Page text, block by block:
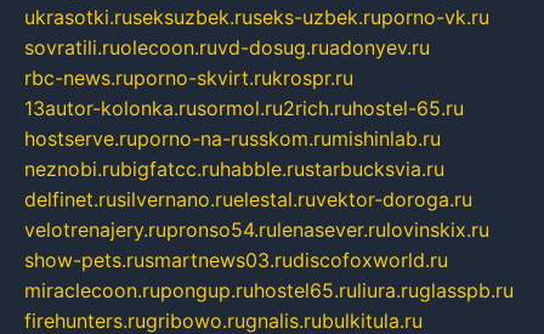
ukrasotki.ruseksuzbek.ruseks-uzbek.ruporno-vk.ru
sovratili.ruolecoon.ruvd-dosug.ruadonyev.ru
rbc-news.ruporno-skvirt.rukrospr.ru
13autor-kolonka.rusormol.ru2rich.ruhostel-65.ru
hostserve.ruporno-na-russkom.rumishinlab.ru
neznobi.rubigfatcc.ruhabble.rustarbucksvia.ru
delfinet.rusilvernano.ruelestal.ruvektor-doroga.ru
velotrenajery.rupronso54.rulenasever.rulovinskix.ru
show-pets.rusmartnews03.rudiscofoxworld.ru
miraclecoon.rupongup.ruhostel65.ruliura.ruglasspb.ru
firehunters.rugribowo.rugnalis.rubulkitula.ru